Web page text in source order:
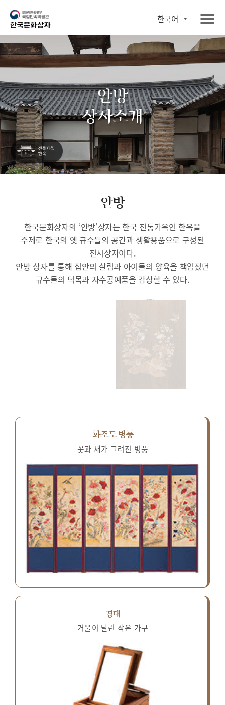
한국어
안방
상자소개
안방
한국문화상자의 ‘안방’상자는 한국 전통가옥인 한옥을
주제로 한국의 옛 규수들의 공간과 생활용품으로 구성된
전시상자이다.
안방 상자를 통해 집안의 살림과 아이들의 양육을 책임졌던
규수들의 덕목과 자수공예품을 감상할 수 있다.
화조도 병풍
꽃과 새가 그려진 병풍
경대
거울이 달린 작은 가구